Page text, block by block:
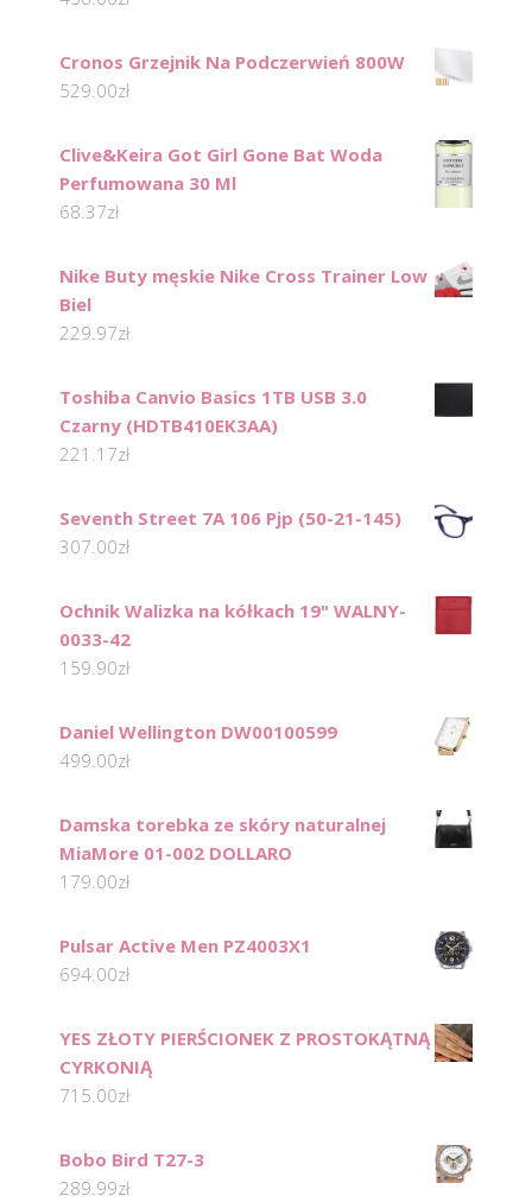
Cronos Grzejnik Na Podczerwień 800W
529.00zł
Clive&Keira Got Girl Gone Bat Woda
Perfumowana 30 Ml
68.37zł
Nike Buty męskie Nike Cross Trainer Low
Biel
229.97zł
Toshiba Canvio Basics 1TB USB 3.0
Czarny (HDTB410EK3AA)
221.17zł
Seventh Street 7A 106 Pjp (50-21-145)
307.00zł
Ochnik Walizka na kółkach 19" WALNY-
0033-42
159.90zł
Daniel Wellington DW00100599
499.00zł
Damska torebka ze skóry naturalnej
MiaMore 01-002 DOLLARO
179.00zł
Pulsar Active Men PZ4003X1
694.00zł
YES ZŁOTY PIERŚCIONEK Z PROSTOKĄTNĄ
CYRKONIĄ
715.00zł
Bobo Bird T27-3
289.99zł